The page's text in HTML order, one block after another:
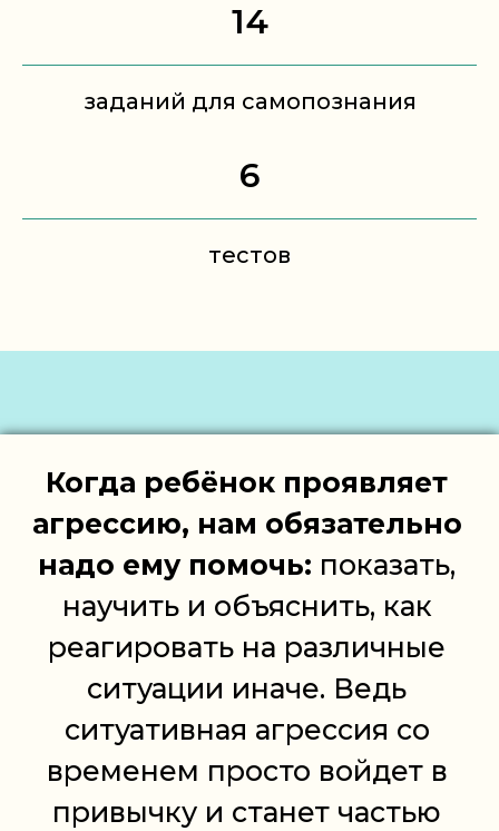
14
заданий для самопознания
6
тестов
Когда ребёнок проявляет
агрессию, нам обязательно
надо ему помочь: показать,
научить и объяснить, как
реагировать на различные
ситуации иначе. Ведь
ситуативная агрессия со
временем просто войдет в
привычку и станет частью